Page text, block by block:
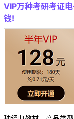
VIP万种考研考证
钱!